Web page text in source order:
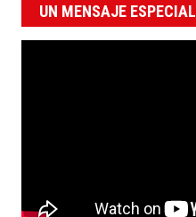
UN MENSAJE ESPECIAL